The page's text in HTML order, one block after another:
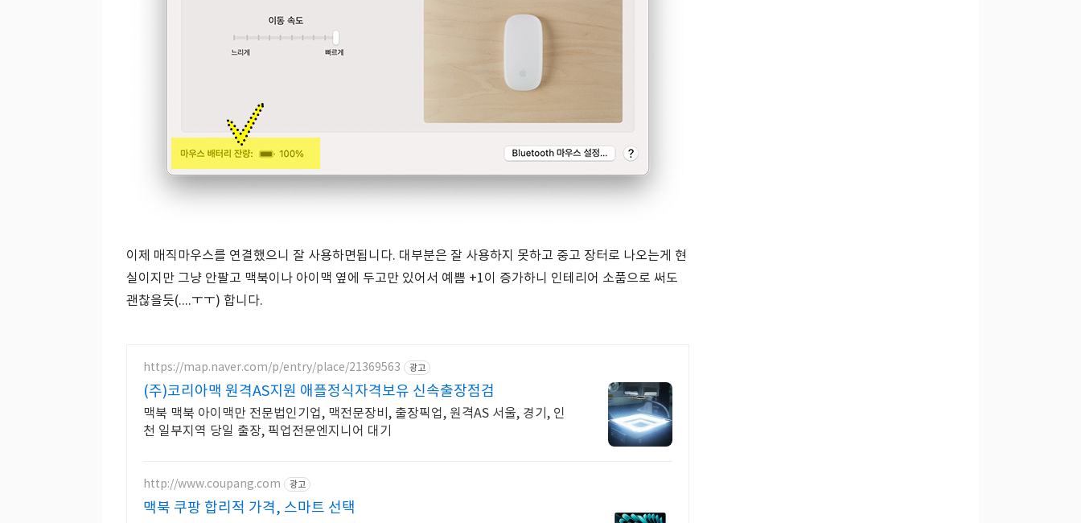
이제 매직마우스를 연결했으니 잘 사용하면됩니다. 대부분은 잘 사용하지 못하고 중고 장터로 나오는게 현
실이지만 그냥 안팔고 맥북이나 아이맥 옆에 두고만 있어서 예쁨 +1이 증가하니 인테리어 소품으로 써도
괜찮을듯(....ㅜㅜ) 합니다.
https://map.naver.com/p/entry/place/21369563 광고
(주)코리아맥 원격AS지원 애플정식자격보유 신속출장점검
맥북 맥북 아이맥만 전문법인기업, 맥전문장비, 출장픽업, 원격AS 서울, 경기, 인
천 일부지역 당일 출장, 픽업전문엔지니어 대기
http://www.coupang.com 광고
맥북 쿠팡 합리적 가격, 스마트 선택